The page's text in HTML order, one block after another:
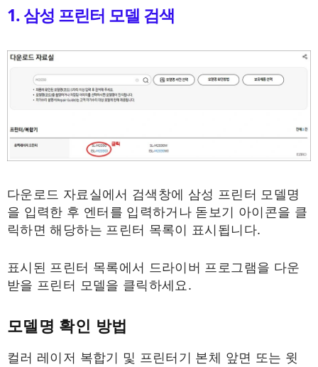
1. 삼성 프린터 모델 검색
다운로드 자료실에서 검색창에 삼성 프린터 모델명
을 입력한 후 엔터를 입력하거나 돋보기 아이콘을 클
릭하면 해당하는 프린터 목록이 표시됩니다.
표시된 프린터 목록에서 드라이버 프로그램을 다운
받을 프린터 모델을 클릭하세요.
모델명 확인 방법
컬러 레이저 복합기 및 프린터기 본체 앞면 또는 윗